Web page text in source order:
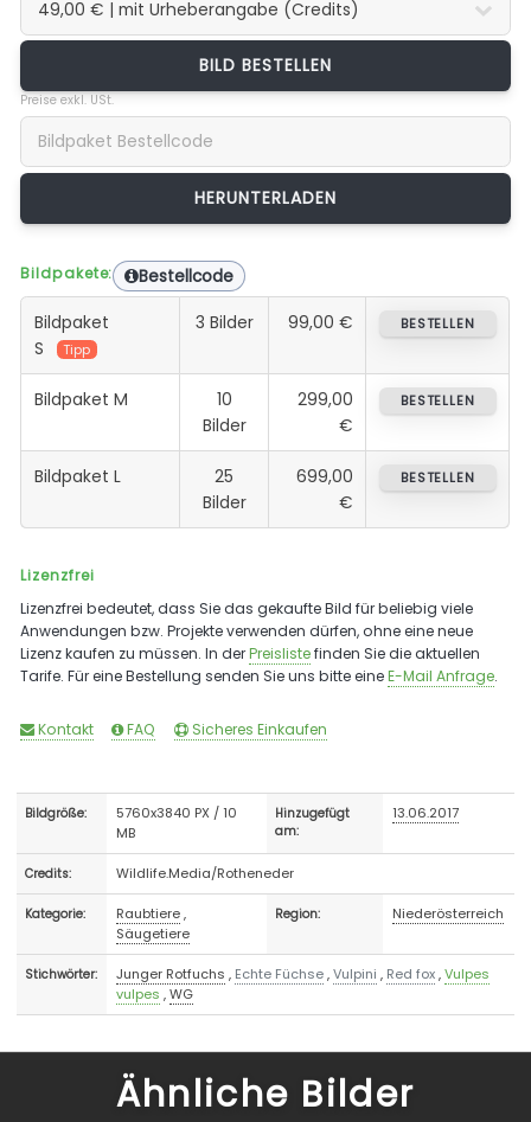
BILD BESTELLEN
Preise exkl. USt.
Bildpakete: Bestellcode
Bildpaket
S
Tipp
3 Bilder 99,00 € BESTELLEN
Bildpaket M
10
Bilder
299,00
€
BESTELLEN
Bildpaket L
25
Bilder
699,00
€
BESTELLEN
Lizenzfrei
Lizenzfrei bedeutet, dass Sie das gekaufte Bild für beliebig viele
Anwendungen bzw. Projekte verwenden dürfen, ohne eine neue
Lizenz kaufen zu müssen. In derPreislistefinden Sie die aktuellen
Tarife. Für eine Bestellung senden Sie uns bitte eineE-Mail Anfrage.
Kontakt FAQ Sicheres Einkaufen
Bildgröße:
5760x3840 PX / 10
MB
Hinzugefügt
am:
13.06.2017
Credits: Wildlife.Media/Rotheneder
Kategorie: Raubtiere,
Säugetiere
Region: Niederösterreich
Stichwörter: Junger Rotfuchs , Echte Füchse,Vulpini , Red fox,Vulpes
vulpes ,WG
Ähnliche Bilder